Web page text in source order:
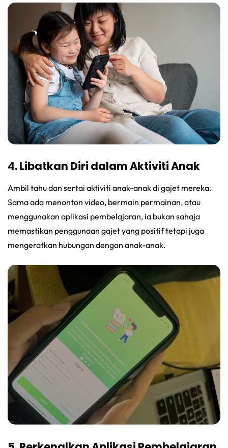
4. Libatkan Diri dalam Aktiviti Anak
Ambil tahu dan sertai aktiviti anak-anak di gajet mereka.
Sama ada menonton video, bermain permainan, atau
menggunakan aplikasi pembelajaran, ia bukan sahaja
memastikan penggunaan gajet yang positif tetapi juga
mengeratkan hubungan dengan anak-anak.